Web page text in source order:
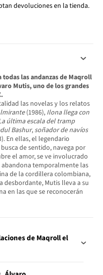
devoluciones en la tienda.
las andanzas de Maqroll
Mutis, uno de los grandes
las novelas y los relatos
(1986), Ilona llega con
última escala del tramp
Bashur, soñador de navíos
En ellas, el legendario
de sentido, navega por
el amor, se ve involucrado
temporalmente las
de la cordillera colombiana,
desbordante, Mutis lleva a su
en las que se reconocerán
de Maqroll el